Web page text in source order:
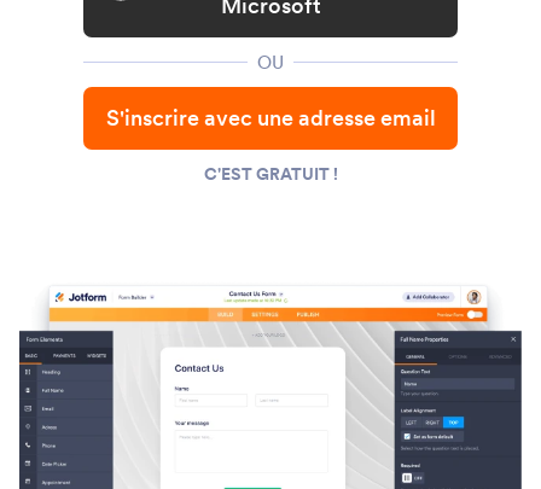
OU
S'inscrire avec une adresse email
C'EST GRATUIT !